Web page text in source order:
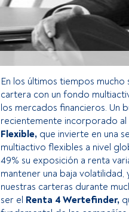
En los últimos tiempos
cartera con un fondo
los mercados financieros. Un
recientemente incorporado
Flexible, que invierte en una
multiactivo flexibles a nivel
49% su exposición a renta
mantener una baja
nuestras carteras durante
ser el Renta 4 Wertefinder,